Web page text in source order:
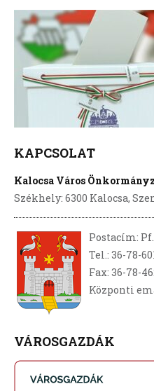
KAPCSOLAT
Kalocsa Város
Székhely: 6300 Kalocsa,
Postacím:
Tel.: 36-78-
Fax: 36-78-
Központi
VÁROSGAZDÁK